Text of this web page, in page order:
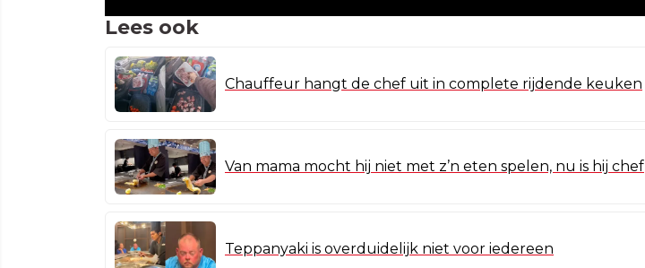
Lees ook
Chauffeur hangt de chef uit in complete rijdende keuken
Van mama mocht hij niet met z’n eten spelen, nu is hij chef
Teppanyaki is overduidelijk niet voor iedereen